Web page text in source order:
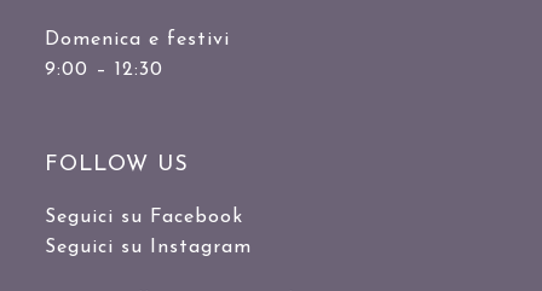
Domenica e festivi
9:00 – 12:30
FOLLOW US
Seguici su Facebook
Seguici su Instagram